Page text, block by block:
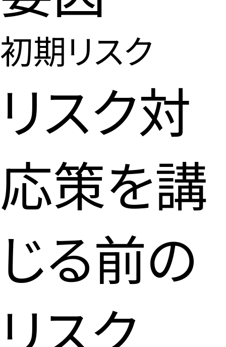
初期リスク
リスク対
応策を講
じる前の
リスク